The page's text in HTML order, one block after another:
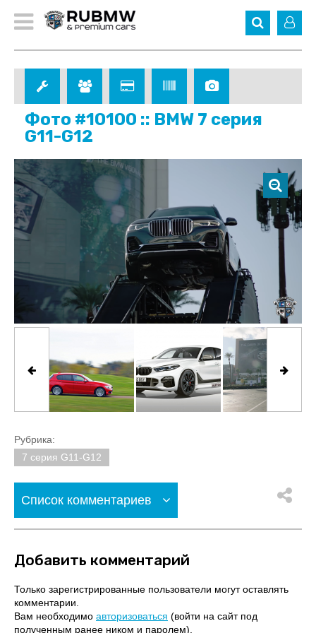
Фото #10100 :: BMW 7 серия
G11-G12
Рубрика:
7 серия G11-G12
Список комментариев
Добавить комментарий
Только зарегистрированные пользователи могут оставлять
комментарии.
Вам необходимо авторизоваться (войти на сайт под
полученным ранее ником и паролем).